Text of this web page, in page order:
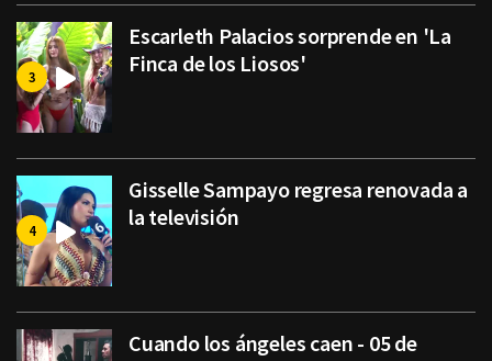
Escarleth Palacios sorprende en 'La
Finca de los Liosos'
Gisselle Sampayo regresa renovada a
la televisión
Cuando los ángeles caen - 05 de